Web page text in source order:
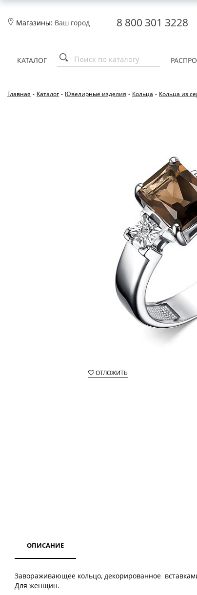
Магазины: Ваш город 8 800 301 3228
КАТАЛОГ
Главная - Каталог - Ювелирные изделия - Кольца - Кольца из
ОТЛОЖИТЬ
ОПИСАНИЕ
Завораживающее кольцо, декорированное
Для женщин.